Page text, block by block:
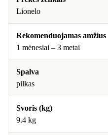
Lionelo
Rekomenduojamas amžius
1 mėnesiai – 3 metai
Spalva
pilkas
Svoris (kg)
9.4 kg